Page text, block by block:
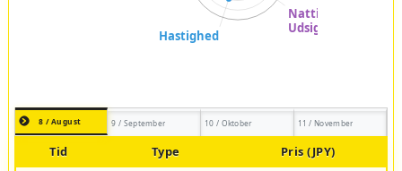
8 / August 9 / September 10 / Oktober 11 / November
Tid Type Pris (JPY)